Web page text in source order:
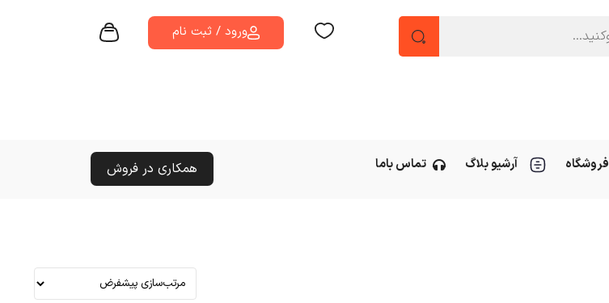
ورود / ثبت نام
فروشگاه آرشیو بلاگ تماس باما همکاری در فروش